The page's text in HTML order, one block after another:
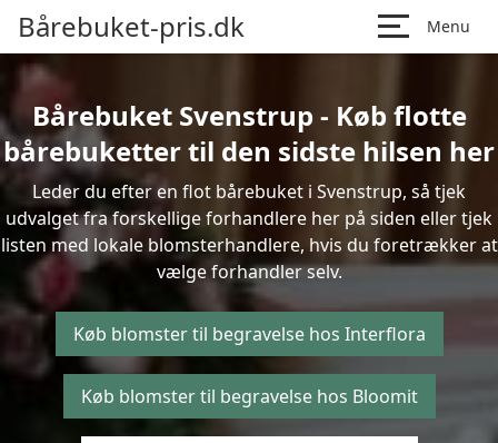
Bårebuket-pris.dk Menu
Bårebuket Svenstrup - Køb flotte
bårebuketter til den sidste hilsen her
Leder du efter en flot bårebuket i Svenstrup, så tjek
udvalget fra forskellige forhandlere her på siden eller tjek
listen med lokale blomsterhandlere, hvis du foretrækker at
vælge forhandler selv.
Køb blomster til begravelse hos Interflora
Køb blomster til begravelse hos Bloomit